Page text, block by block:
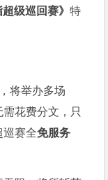
级巡回赛》特
将举办多场
需花费分文，只
巡赛全免服务